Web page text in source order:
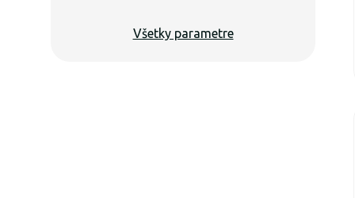
Všetky parametre